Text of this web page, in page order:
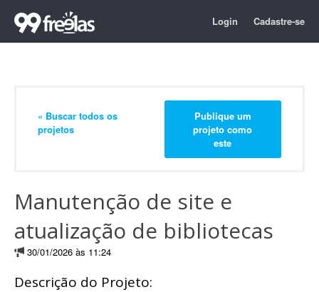
Login Cadastre-se
« Buscar todos os
projetos
Publique um
projeto como
este
Manutenção de site e
atualização de bibliotecas
30/01/2026 às 11:24
Descrição do Projeto: